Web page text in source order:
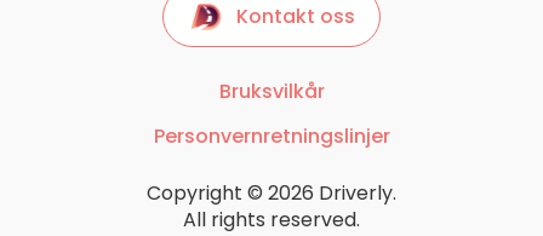
Kontakt oss
Bruksvilkår
Personvernretningslinjer
Copyright © 2026 Driverly.
All rights reserved.